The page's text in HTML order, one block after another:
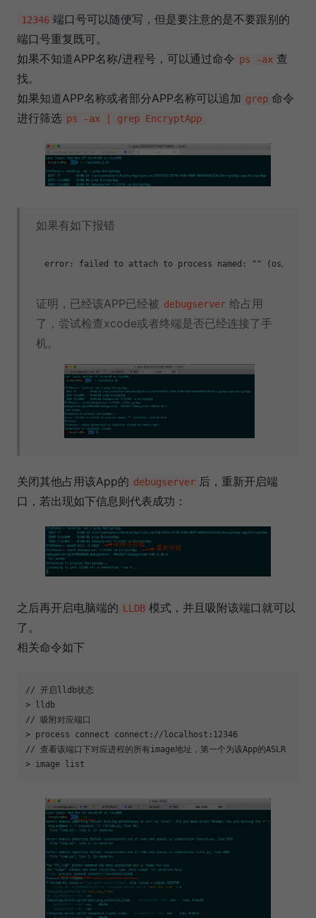
12346 端口号可以随便写，但是要注意的是不要跟别的
端口号重复既可。
如果不知道APP名称/进程号，可以通过命令 ps -ax 查
找。
如果知道APP名称或者部分APP名称可以追加 grep 命令
进行筛选 ps -ax | grep EncryptApp
如果有如下报错
error: failed to attach to process named: ""
证明，已经该APP已经被 debugserver 给占用
了，尝试检查xcode或者终端是否已经连接了手
机。
关闭其他占用该App的 debugserver 后，重新开启端
口，若出现如下信息则代表成功：
之后再开启电脑端的 LLDB 模式，并且吸附该端口就可以
了。
相关命令如下
// 开启lldb状态
> lldb
// 吸附对应端口
> process connect connect://localhost:12346
// 查看该端口下对应进程的所有image地址，第一个为该App的ASLR